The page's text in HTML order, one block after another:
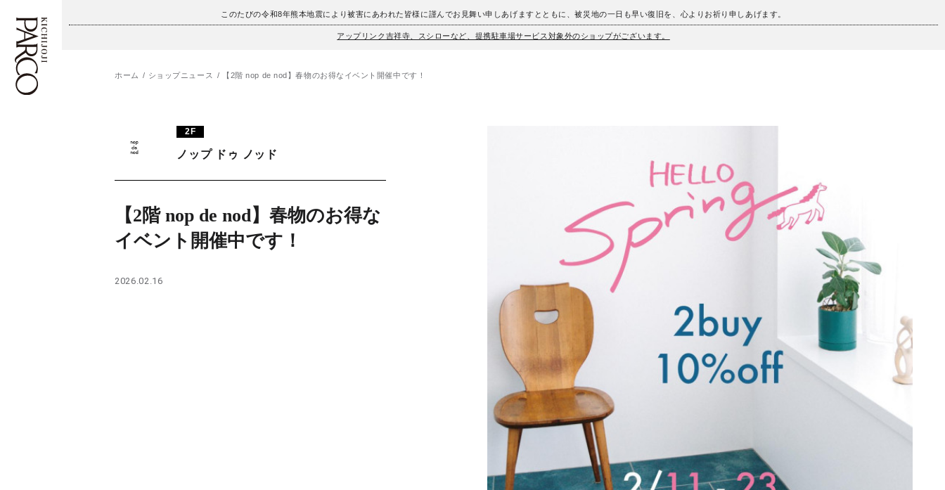
このたびの令和8年熊本地震により被害にあわれた皆様に謹んでお見舞い申しあげますとともに、被災地の一日も早い復旧を、心よりお祈り申しあげます。
アップリンク吉祥寺、スシローなど、提携駐車場サービス対象外のショップがございます。
施設案内・アクセス
レストラン・カフェ
TAX FREE
ภาษาไทย
ホーム ショップニュース 【2階 nop de nod】春物のお得なイベント開催中です！
2F
ノップ ドゥ ノッド
【2階 nop de nod】春物のお得な
イベント開催中です！
2026.02.16